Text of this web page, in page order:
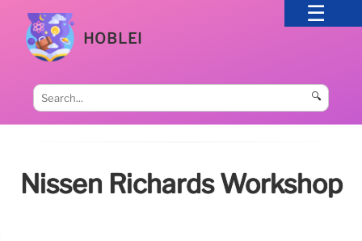
HOBLEI
🔍
Nissen Richards Workshop